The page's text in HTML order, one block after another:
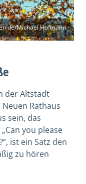
Michael Hofmann
der Altstadt
Rathaus
sein, das
you please
ist ein Satz den
zu hören